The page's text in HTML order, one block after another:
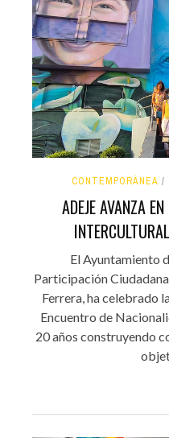
CONTEMPORÁNEA
ADEJE AVANZA
El Ayuntamiento
Participación
Ferrera, ha celebrado
Encuentro de
20 años construyendo